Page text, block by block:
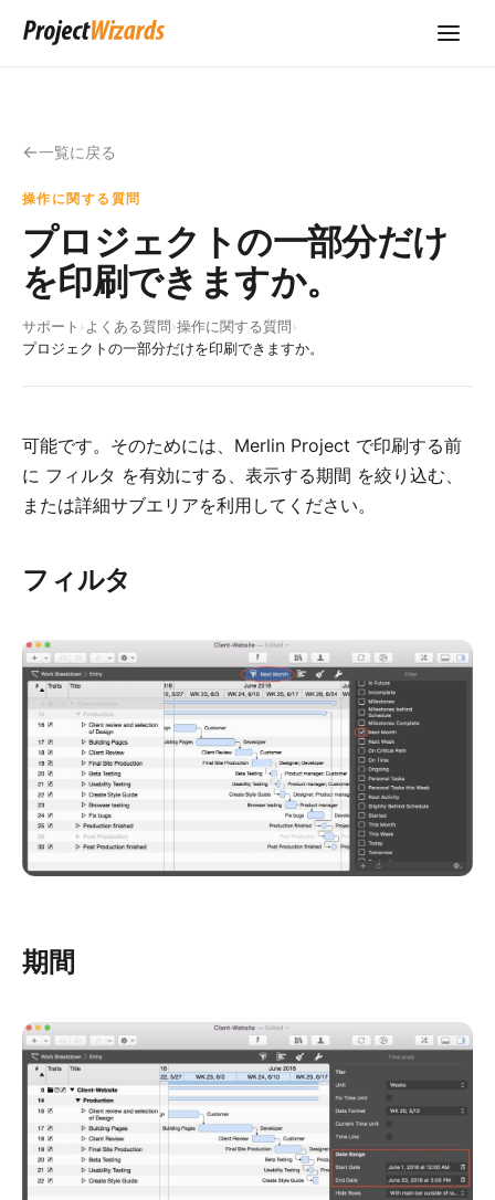
一覧に戻る
操作に関する質問
プロジェクトの一部分だけ
を印刷できますか。
サポート › よくある質問›操作に関する質問›
プロジェクトの一部分だけを印刷できますか。
可能です。そのためには、Merlin Project で印刷する前
に フィルタ を有効にする、 表示する期間 を絞り込む、
または詳細サブエリアを利用してください。
フィルタ
期間